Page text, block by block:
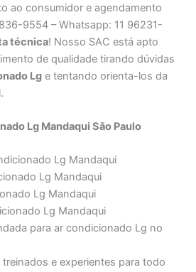
ao consumidor e agendamento
9554 – Whatsapp: 11 96231-
técnica! Nosso SAC está apto
de qualidade tirando dúvidas
Lg e tentando orienta-los da
Lg Mandaqui São Paulo
Lg Mandaqui
Lg Mandaqui
Lg Mandaqui
Lg Mandaqui
para ar condicionado Lg no
e experientes para todo